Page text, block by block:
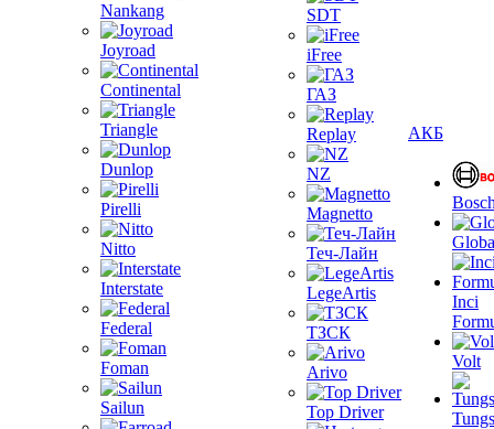
Nankang
Joyroad
Continental
Triangle
Dunlop
Pirelli
Nitto
Interstate
Federal
Foman
Sailun
SDT
iFree
ГАЗ
Replay
NZ
Magnetto
Теч-Лайн
LegeArtis
ТЗСК
Arivo
Top Driver
АКБ
Inci
Volt